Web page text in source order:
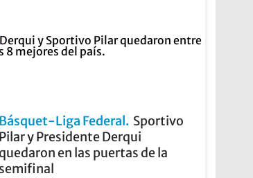
Básquet-Liga Federal Sportivo
Pilar y Presidente Derqui
en las puertas de la
semifinal